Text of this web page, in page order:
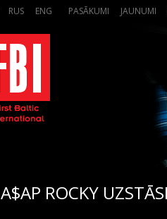
RUS ENG PASĀKUMI JAUNUMI
A$AP ROCKY